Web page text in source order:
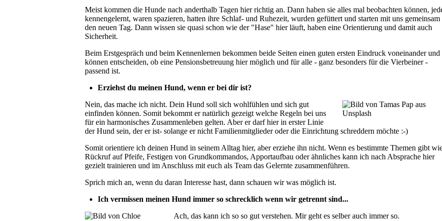
Meist kommen die Hunde nach anderthalb Tagen hier richtig an. Dann haben sie alles mal beobachten können,
kennengelernt, waren spazieren, hatten ihre Schlaf- und Ruhezeit, wurden gefüttert und starten mit uns gemeinsam
den neuen Tag. Dann wissen sie quasi schon wie der "Hase" hier läuft, haben eine Orientierung und damit auch
Sicherheit.
Beim Erstgespräch und beim Kennenlernen bekommen beide Seiten einen guten ersten Eindruck voneinander und
können entscheiden, ob eine Pensionsbetreuung hier möglich und für alle - ganz besonders für die Vierbeiner -
passend ist.
Erziehst du meinen Hund, wenn er bei dir ist?
Nein, das mache ich nicht. Dein Hund soll sich wohlfühlen und sich gut
einfinden können. Somit bekommt er natürlich gezeigt welche Regeln bei uns
für ein harmonisches Zusammenleben gelten. Aber er darf hier in erster Linie
der Hund sein, der er ist- solange er nicht Familienmitglieder oder die Einrichtung schreddern möchte :-)
Somit orientiere ich deinen Hund in seinem Alltag hier, aber erziehe ihn nicht. Wenn es bestimmte Themen gibt
Rückruf auf Pfeife, Festigen von Grundkommandos, Apportaufbau oder ähnliches kann ich nach Absprache hier
gezielt trainieren und im Anschluss mit euch als Team das Gelernte zusammenführen.
Sprich mich an, wenn du daran Interesse hast, dann schauen wir was möglich ist.
Ich vermissen meinen Hund immer so schrecklich wenn wir getrennt sind...
Ach, das kann ich so so gut verstehen. Mir geht es selber auch immer so.